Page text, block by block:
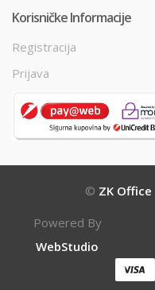
Korisničke Informacije
Registracija
Prijava
© ZK Office
Powered By
WebStudio